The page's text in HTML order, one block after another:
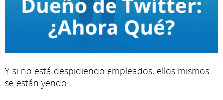
Y si no está despidiendo empleados, ellos mismos
se están yendo.